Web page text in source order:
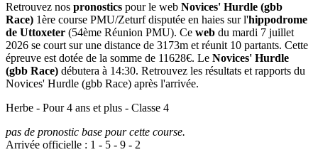
Retrouvez nos pronostics pour le web Novices' Hurdle (gbb
Race) 1ère course PMU/Zeturf disputée en haies sur l'hippodrome
de Uttoxeter (54ème Réunion PMU). Ce web du mardi 7 juillet
2026 se court sur une distance de 3173m et réunit 10 partants. Cette
épreuve est dotée de la somme de 11628€. Le Novices' Hurdle
(gbb Race) débutera à 14:30. Retrouvez les résultats et rapports du
Novices' Hurdle (gbb Race) après l'arrivée.
Herbe - Pour 4 ans et plus - Classe 4
pas de pronostic base pour cette course.
Arrivée officielle : 1 - 5 - 9 - 2